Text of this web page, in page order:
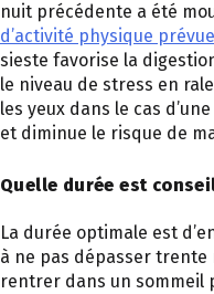
nuit précédente a été
d’activité physique
sieste favorise la
le niveau de stress en
les yeux dans le cas
et diminue le risque de
Quelle durée est
La durée optimale est
à ne pas dépasser
rentrer dans un sommeil